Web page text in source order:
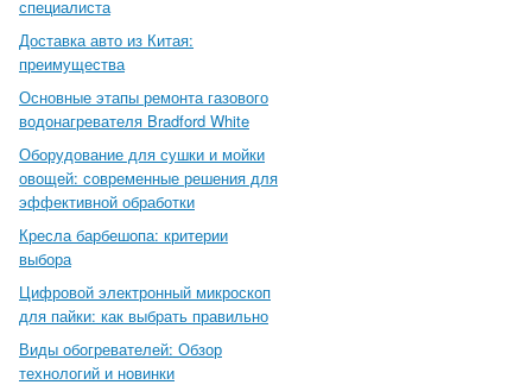
специалиста
Доставка авто из Китая:
преимущества
Основные этапы ремонта газового
водонагревателя Bradford White
Оборудование для сушки и мойки
овощей: современные решения для
эффективной обработки
Кресла барбешопа: критерии
выбора
Цифровой электронный микроскоп
для пайки: как выбрать правильно
Виды обогревателей: Обзор
технологий и новинки